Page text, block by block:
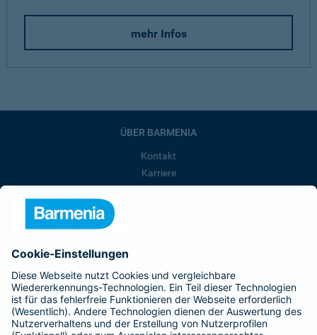
mehr Infos
ÜBER BARMENIA
Kontakt
Karriere
Barmenia ist Teil der BarmeniaGothaer
BELIEBTE SEITEN
Kranken-Zusatzversicherung
Tierversicherungen